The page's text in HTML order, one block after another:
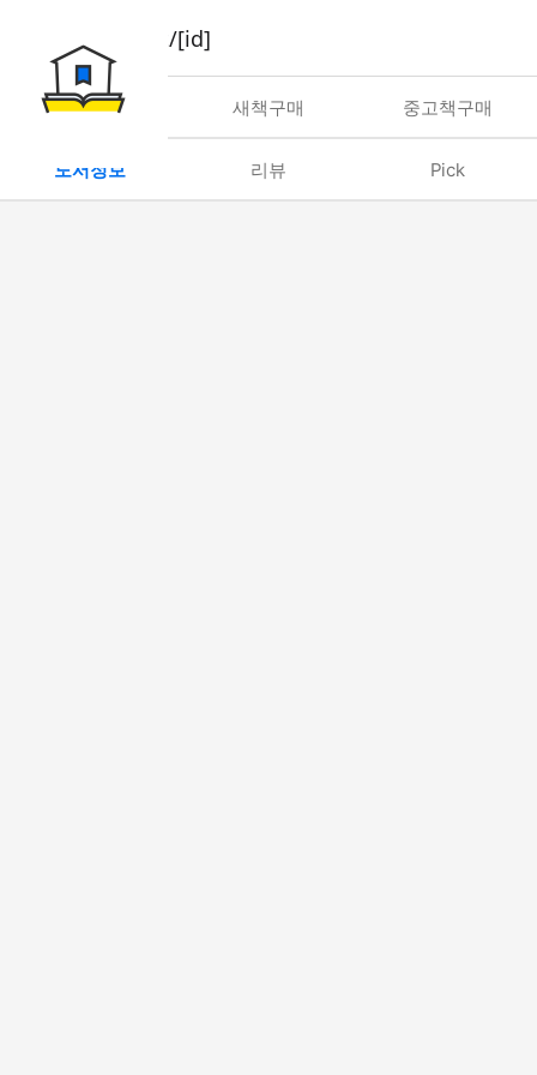
book/rent/[id]
대여 새책구매 중고책구매
도서정보 리뷰 Pick